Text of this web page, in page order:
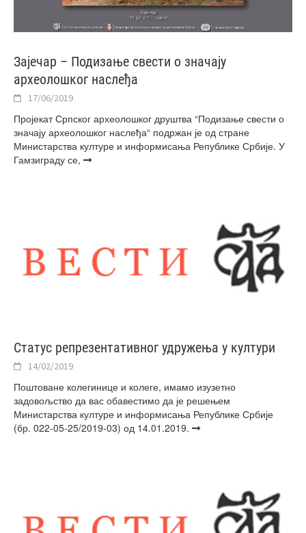
Зајечар – Подизање свести о значају
археолошког наслеђа
17/06/2019
Пројекат Српског археолошког друштва “Подизање свести о
значају археолошког наслеђа“ подржан је од стране
Министарства културе и информисања Републике Србије. У
Гамзиграду се,
Статус репрезентативног удружења у култури
14/02/2019
Поштоване колегинице и колеге, имамо изузетно
задовољство да вас обавестимо да је решењем
Министарства културе и информисања Републике Србије
(бр. 022-05-25/2019-03) од 14.01.2019.